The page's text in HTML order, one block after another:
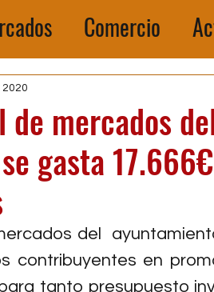
Comercio
de mercados
se gasta
2020
del
contribuyentes en
tanto presupuesto